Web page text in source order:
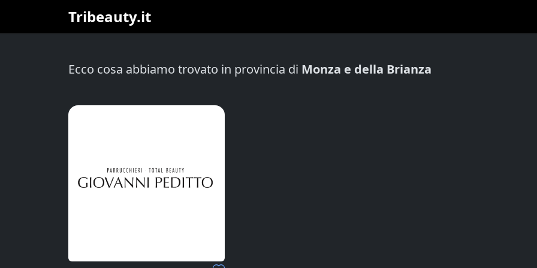
Tribeauty.it
Ecco cosa abbiamo trovato in provincia di Monza e della Brianza